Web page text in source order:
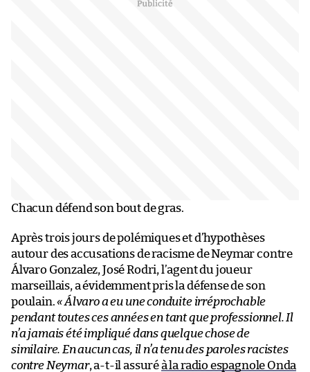
Chacun défend son bout de gras.
Après trois jours de polémiques et d’hypothèses
autour des accusations de racisme de Neymar contre
Álvaro Gonzalez, José Rodri, l’agent du joueur
marseillais, a évidemment pris la défense de son
poulain.« Álvaro a eu une conduite irréprochable
pendant toutes ces années en tant que professionnel. Il
n’a jamais été impliqué dans quelque chose de
similaire. En aucun cas, il n’a tenu des paroles racistes
contre Neymar, a-t-il assuréà la radio espagnole Onda